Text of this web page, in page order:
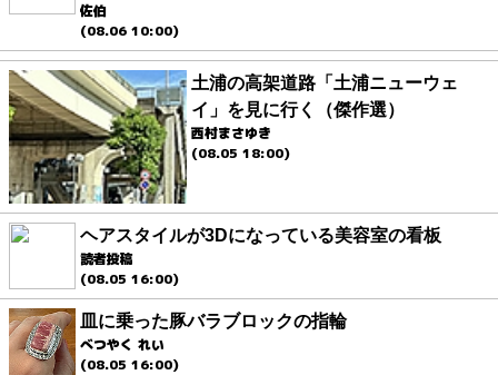
佐伯
(08.06 10:00)
土浦の高架道路「土浦ニューウェ
イ」を見に行く（傑作選）
西村まさゆき
(08.05 18:00)
ヘアスタイルが3Dになっている美容室の看板
読者投稿
(08.05 16:00)
皿に乗った豚バラブロックの指輪
べつやく れい
(08.05 16:00)